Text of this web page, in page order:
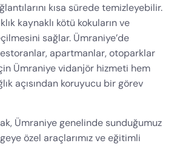
kısa sürede temizleyebilir.
kaynaklı kötü kokuların ve
sağlar. Ümraniye’de
apartmanlar, otoparklar
Ümraniye vidanjör hizmeti hem
açısından koruyucu bir görev
Ümraniye genelinde sunduğumuz
özel araçlarımız ve eğitimli